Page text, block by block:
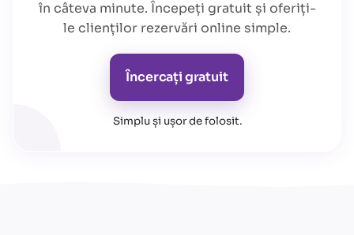
în câteva minute. Începeți gratuit și oferiți-
le clienților rezervări online simple.
Încercați gratuit
Simplu și ușor de folosit.